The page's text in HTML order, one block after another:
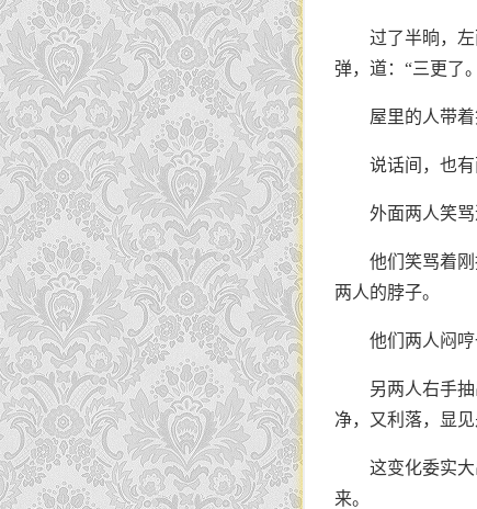
过了半晌，
弹，道：“三更了
屋里的人带
说话间，也
外面两人笑
他们笑骂着
两人的脖子。
他们两人闷哼
另两人右手
净，又利落，显见
这变化委实
来。